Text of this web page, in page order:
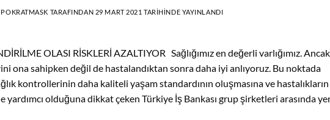
TARAFINDAN 29 MART 2021 TARIHINDE YAYINLANDI
OLASI RİSKLERİ AZALTIYOR Sağlığımız en değerli varlığımız. Ancak
ona sahipken değil de hastalandıktan sonra daha iyi anlıyoruz. Bu noktada
kontrollerinin daha kaliteli yaşam standardının oluşmasına ve hastalıkların
yardımcı olduğuna dikkat çeken Türkiye İş Bankası grup şirketleri arasında